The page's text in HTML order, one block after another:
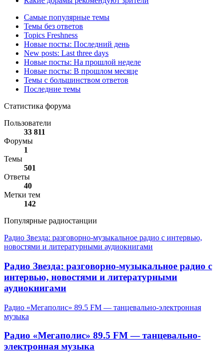
Самые популярные темы
Темы без ответов
Topics Freshness
Новые посты: Последний день
New posts: Last three days
Новые посты: На прошлой неделе
Новые посты: В прошлом месяце
Темы с большинством ответов
Последние темы
Статистика форума
Пользователи
33 811
Форумы
1
Темы
501
Ответы
40
Метки тем
142
Популярные радиостанции
Радио Звезда: разговорно-музыкальное радио с интервью,
новостями и литературными аудиокнигами
Радио Звезда: разговорно-музыкальное радио с
интервью, новостями и литературными
аудиокнигами
Радио «Мегаполис» 89.5 FM — танцевально-электронная
музыка
Радио «Мегаполис» 89.5 FM — танцевально-
электронная музыка